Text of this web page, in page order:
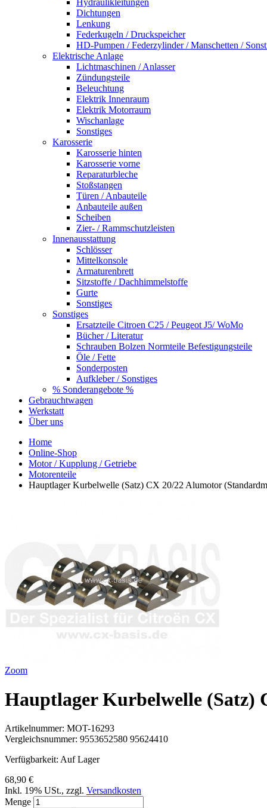
Dichtungen
Lenkung
Federkugeln / Druckspeicher
HD-Pumpen / Federzylinder / Manschetten /
Elektrische Anlage
Lichtmaschinen / Anlasser
Zündungsteile
Beleuchtung
Elektrik Innenraum
Elektrik Motorraum
Wischanlage
Sonstiges
Karosserie
Karosserie hinten
Karosserie vorne
Reparaturbleche
Stoßstangen
Türen / Anbauteile
Anbauteile außen
Scheiben
Zier- / Rammschutzleisten
Innenausstattung
Schlösser
Mittelkonsole
Armaturenbrett
Sitzstoffe / Dachhimmelstoffe
Gurte
Sonstiges
Sonstiges
Ersatzteile Citroen C25 / Peugeot J5/ WoMo
Bücher / Literatur
Schrauben Bolzen Normteile Befestigungsteile
Öle / Fette
Sonderposten
Aufkleber / Sonstiges
% Sonderangebote %
Gebrauchtwagen
Werkstatt
Über uns
Home
Online-Shop
Motor / Kupplung / Getriebe
Motorenteile
Hauptlager Kurbelwelle (Satz) CX 20/22 Alumotor
Zoom
Hauptlager Kurbelwelle (Satz)
Artikelnummer: MOT-16293
Vergleichsnummer: 9553652580 95624410
Verfügbarkeit: Auf Lager
68,90 €
Inkl. 19% USt., zzgl. Versandkosten
Menge